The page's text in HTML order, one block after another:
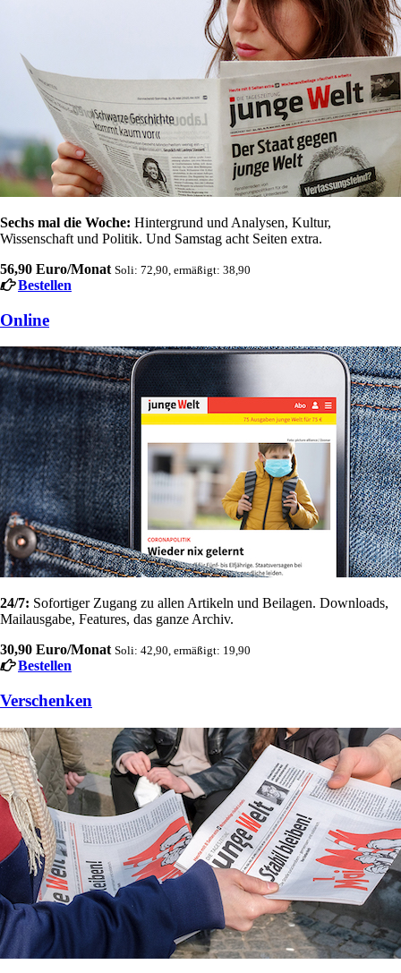
Sechs mal die Woche: Hintergrund und Analysen, Kultur,
Wissenschaft und Politik. Und Samstag acht Seiten extra.
56,90 Euro/Monat Soli: 72,90, ermäßigt: 38,90
Bestellen
Online
24/7: Sofortiger Zugang zu allen Artikeln und Beilagen. Downloads,
Mailausgabe, Features, das ganze Archiv.
30,90 Euro/Monat Soli: 42,90, ermäßigt: 19,90
Bestellen
Verschenken